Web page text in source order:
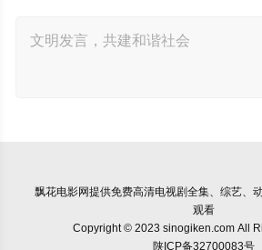
飘花电影网提供免费高清电视剧全集、综艺、
观看
Copyright © 2023 sinogiken.com All
陕ICP备32700083号